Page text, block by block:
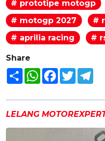
# prototipe motogp
# motogp 2027
#
# aprilia racing
#
Share
Share WhatsAppFacebook
Twitter
LELANG